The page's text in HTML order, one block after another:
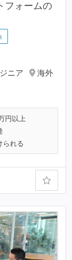
フォームの
ニア
海外
円以上
られる